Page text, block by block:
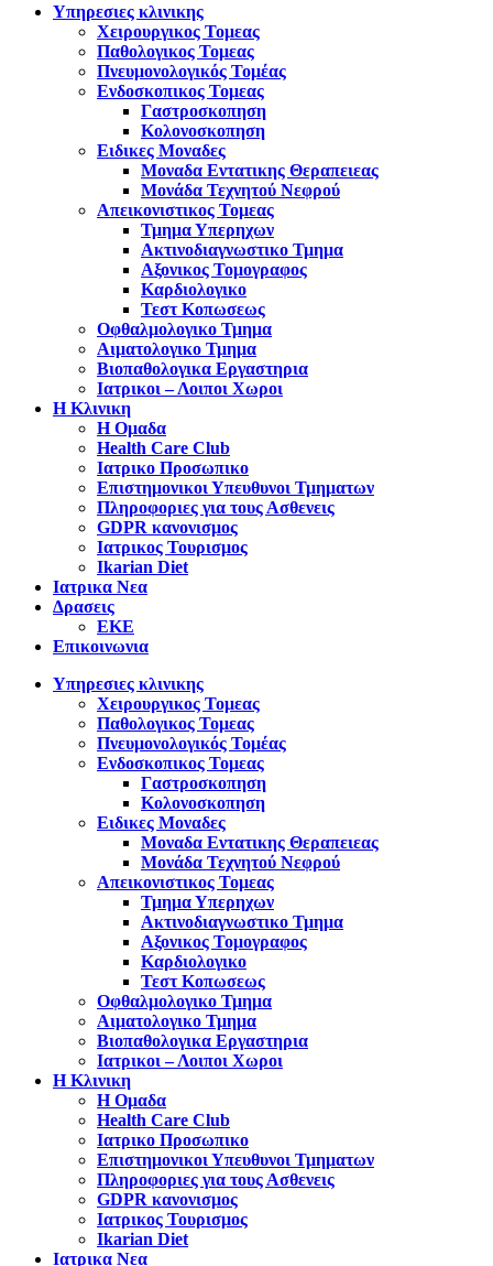
Υπηρεσιες κλινικης
Χειρουργικος Τομεας
Παθολογικος Τομεας
Πνευμονολογικός Τομέας
Ενδοσκοπικος Τομεας
Γαστροσκοπηση
Κολονοσκοπηση
Ειδικες Μοναδες
Μοναδα Εντατικης Θεραπειεας
Μονάδα Τεχνητού Νεφρού
Απεικονιστικος Τομεας
Τμημα Υπερηχων
Ακτινοδιαγνωστικο Τμημα
Αξονικος Τομογραφος
Καρδιολογικο
Τεστ Κοπωσεως
Οφθαλμολογικο Τμημα
Αιματολογικο Τμημα
Βιοπαθολογικα Εργαστηρια
Ιατρικοι – Λοιποι Χωροι
Η Κλινικη
Η Ομαδα
Health Care Club
Ιατρικο Προσωπικο
Επιστημονικοι Υπευθυνοι Τμηματων
Πληροφοριες για τους Ασθενεις
GDPR κανονισμος
Ιατρικος Τουρισμος
Ikarian Diet
Ιατρικα Νεα
Δρασεις
ΕΚΕ
Επικοινωνια
Υπηρεσιες κλινικης
Χειρουργικος Τομεας
Παθολογικος Τομεας
Πνευμονολογικός Τομέας
Ενδοσκοπικος Τομεας
Γαστροσκοπηση
Κολονοσκοπηση
Ειδικες Μοναδες
Μοναδα Εντατικης Θεραπειεας
Μονάδα Τεχνητού Νεφρού
Απεικονιστικος Τομεας
Τμημα Υπερηχων
Ακτινοδιαγνωστικο Τμημα
Αξονικος Τομογραφος
Καρδιολογικο
Τεστ Κοπωσεως
Οφθαλμολογικο Τμημα
Αιματολογικο Τμημα
Βιοπαθολογικα Εργαστηρια
Ιατρικοι – Λοιποι Χωροι
Η Κλινικη
Η Ομαδα
Health Care Club
Ιατρικο Προσωπικο
Επιστημονικοι Υπευθυνοι Τμηματων
Πληροφοριες για τους Ασθενεις
GDPR κανονισμος
Ιατρικος Τουρισμος
Ikarian Diet
Ιατρικα Νεα